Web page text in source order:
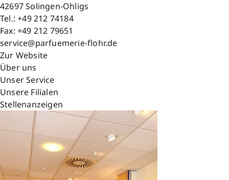
42697Solingen-Ohligs
Tel.:+49 212 74184
Fax: +49 212 79651
service@parfuemerie-flohr.de
Zur Website
Über uns
Unser Service
Unsere Filialen
Stellenanzeigen